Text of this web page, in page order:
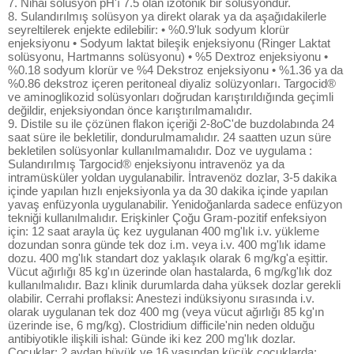
7. Nihai solüsyon pH'ı 7.5 olan izotonik bir solüsyondur.
8. Sulandırılmış solüsyon ya direkt olarak ya da aşağıdakilerle
seyreltilerek enjekte edilebilir: • %0.9'luk sodyum klorür
enjeksiyonu • Sodyum laktat bileşik enjeksiyonu (Ringer Laktat
solüsyonu, Hartmanns solüsyonu) • %5 Dextroz enjeksiyonu •
%0.18 sodyum klorür ve %4 Dekstroz enjeksiyonu • %1.36 ya da
%0.86 dekstroz içeren peritoneal diyaliz solüzyonları. Targocid®
ve aminoglikozid solüsyonları doğrudan karıştırıldığında geçimli
değildir, enjeksiyondan önce karıştırılmamalıdır.
9. Distile su ile çözünen flakon içeriği 2-8oC'de buzdolabında 24
saat süre ile bekletilir, dondurulmamalıdır. 24 saatten uzun süre
bekletilen solüsyonlar kullanılmamalıdır. Doz ve uygulama :
Sulandırılmış Targocid® enjeksiyonu intravenöz ya da
intramüsküler yoldan uygulanabilir. İntravenöz dozlar, 3-5 dakika
içinde yapılan hızlı enjeksiyonla ya da 30 dakika içinde yapılan
yavaş enfüzyonla uygulanabilir. Yenidoğanlarda sadece enfüzyon
tekniği kullanılmalıdır. Erişkinler Çoğu Gram-pozitif enfeksiyon
için: 12 saat arayla üç kez uygulanan 400 mg'lık i.v. yükleme
dozundan sonra günde tek doz i.m. veya i.v. 400 mg'lık idame
dozu. 400 mg'lık standart doz yaklaşık olarak 6 mg/kg'a eşittir.
Vücut ağırlığı 85 kg'ın üzerinde olan hastalarda, 6 mg/kg'lık doz
kullanılmalıdır. Bazı klinik durumlarda daha yüksek dozlar gerekli
olabilir. Cerrahi proflaksi: Anestezi indüksiyonu sırasında i.v.
olarak uygulanan tek doz 400 mg (veya vücut ağırlığı 85 kg'ın
üzerinde ise, 6 mg/kg). Clostridium difficile'nin neden olduğu
antibiyotikle ilişkili ishal: Günde iki kez 200 mg'lık dozlar.